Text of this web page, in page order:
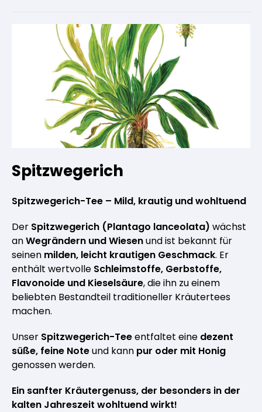
Spitzwegerich
Spitzwegerich-Tee – Mild, krautig und wohltuend
Der Spitzwegerich (Plantago lanceolata) wächst
anWegrändern und Wiesenund ist bekannt für
seinen milden, leicht krautigen Geschmack. Er
enthält wertvolle Schleimstoffe, Gerbstoffe,
Flavonoide und Kieselsäure, die ihn zu einem
beliebten Bestandteil traditioneller Kräutertees
machen.
Unser Spitzwegerich-Teeentfaltet eine dezent
süße, feine Noteund kann pur oder mit Honig
genossen werden.
Ein sanfter Kräutergenuss, der besonders in der
kalten Jahreszeit wohltuend wirkt!